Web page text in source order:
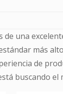
de una
más
de
buscando el